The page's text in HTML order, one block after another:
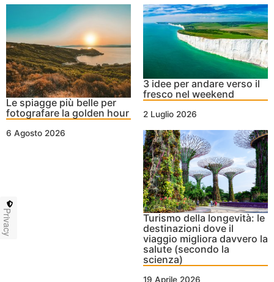
Le spiagge più belle per
fotografare la golden hour
6 Agosto 2026
3 idee per andare verso il
fresco nel weekend
2 Luglio 2026
Turismo della longevità: le
destinazioni dove il
viaggio migliora davvero la
salute (secondo la
scienza)
19 Aprile 2026
Privacy